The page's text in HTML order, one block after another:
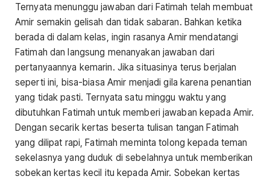
Ternyata menunggu jawaban dari Fatimah telah membuat
Amir semakin gelisah dan tidak sabaran. Bahkan ketika
berada di dalam kelas, ingin rasanya Amir mendatangi
Fatimah dan langsung menanyakan jawaban dari
pertanyaannya kemarin. Jika situasinya terus berjalan
seperti ini, bisa-biasa Amir menjadi gila karena penantian
yang tidak pasti. Ternyata satu minggu waktu yang
dibutuhkan Fatimah untuk memberi jawaban kepada Amir.
Dengan secarik kertas beserta tulisan tangan Fatimah
yang dilipat rapi, Fatimah meminta tolong kepada teman
sekelasnya yang duduk di sebelahnya untuk memberikan
sobekan kertas kecil itu kepada Amir. Sobekan kertas